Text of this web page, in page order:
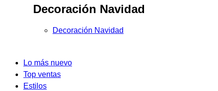
Decoración Navidad
Decoración Navidad
Lo más nuevo
Top ventas
Estilos